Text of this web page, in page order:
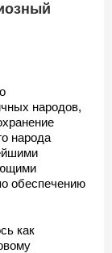
народов,
народа
обеспечению
как